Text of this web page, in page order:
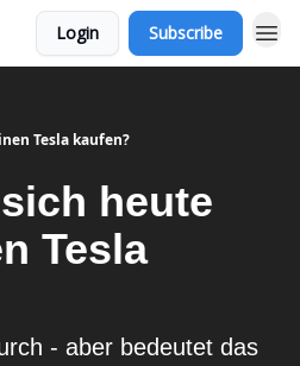
Login Subscribe
Tesla kaufen?
heute
Tesla
- aber bedeutet das